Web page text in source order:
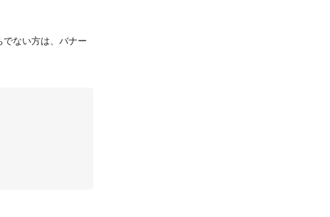
でない方は、バナー